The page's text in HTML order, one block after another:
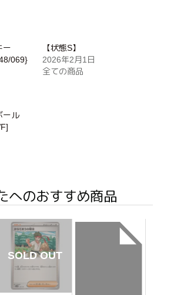
ー
069}
【状態S】
2026年2月1日
全ての商品
ール
へのおすすめ商品